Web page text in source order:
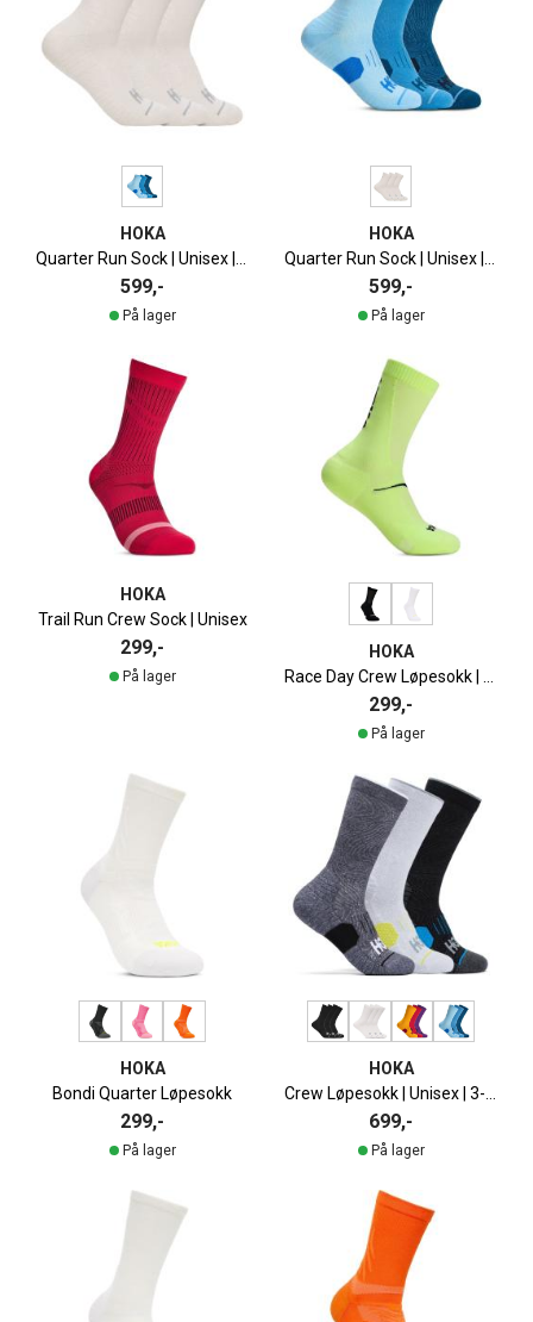
HOKA
Quarter Run Sock | Unisex | 3-pack
599,-
På lager
HOKA
Quarter Run Sock | Unisex | 3-pack
599,-
På lager
HOKA
Trail Run Crew Sock | Unisex
299,-
På lager
HOKA
299,-
På lager
HOKA
Bondi Quarter Løpesokk
299,-
På lager
HOKA
Crew Løpesokk | Unisex | 3-pack
699,-
På lager